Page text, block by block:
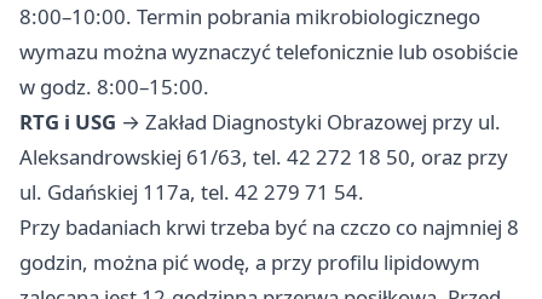
8:00–10:00. Termin pobrania mikrobiologicznego
wymazu można wyznaczyć telefonicznie lub osobiście
w godz. 8:00–15:00.
RTG i USG → Zakład Diagnostyki Obrazowej przy ul.
Aleksandrowskiej 61/63, tel. 42 272 18 50, oraz przy
ul. Gdańskiej 117a, tel. 42 279 71 54.
Przy badaniach krwi trzeba być na czczo co najmniej 8
godzin, można pić wodę, a przy profilu lipidowym